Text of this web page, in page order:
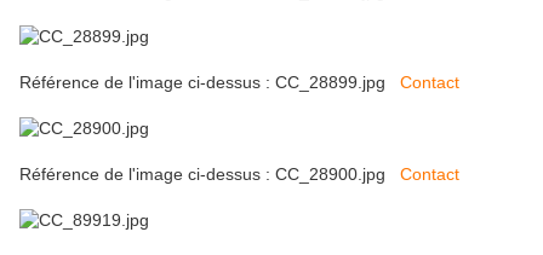
Référence de l'image ci-dessus : CC_28899.jpg Contact
Référence de l'image ci-dessus : CC_28900.jpg Contact